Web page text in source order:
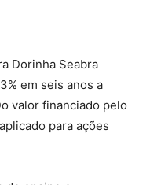
Dorinha Seabra
em seis anos a
valor financiado pelo
para ações